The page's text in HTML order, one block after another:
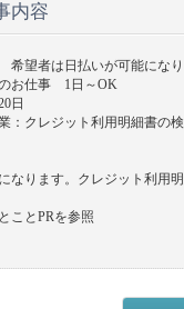
内容
望者は日払いが可能になり
お仕事 1日～OK
日
：クレジット利用明細書の
なります。クレジット利用
ことPRを参照